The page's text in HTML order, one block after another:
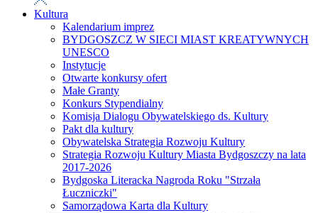
Kultura
Kalendarium imprez
BYDGOSZCZ W SIECI MIAST KREATYWNYCH
UNESCO
Instytucje
Otwarte konkursy ofert
Małe Granty
Konkurs Stypendialny
Komisja Dialogu Obywatelskiego ds. Kultury
Pakt dla kultury
Obywatelska Strategia Rozwoju Kultury
Strategia Rozwoju Kultury Miasta Bydgoszczy na lata
2017-2026
Bydgoska Literacka Nagroda Roku "Strzała
Łuczniczki"
Samorządowa Karta dla Kultury